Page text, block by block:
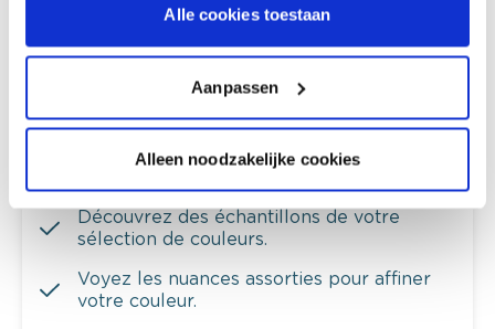
Alle cookies toestaan
Aanpassen
Alleen noodzakelijke cookies
murs.
Voyez votre couleur en magasin
Découvrez des échantillons de votre
sélection de couleurs.
Voyez les nuances assorties pour affiner
votre couleur.